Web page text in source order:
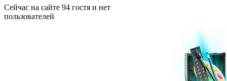
Сейчас на сайте 94 гостя и нет
пользователей